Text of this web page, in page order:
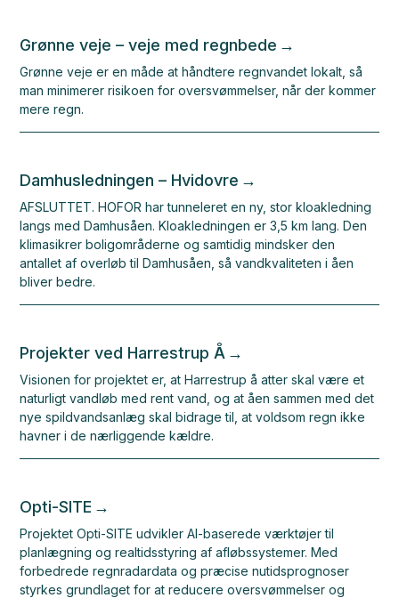
Grønne veje – veje med regnbede
Grønne veje er en måde at håndtere regnvandet lokalt, så
man minimerer risikoen for oversvømmelser, når der kommer
mere regn.
Damhusledningen – Hvidovre
AFSLUTTET. HOFOR har tunneleret en ny, stor kloakledning
langs med Damhusåen. Kloakledningen er 3,5 km lang. Den
klimasikrer boligområderne og samtidig mindsker den
antallet af overløb til Damhusåen, så vandkvaliteten i åen
bliver bedre.
Projekter ved Harrestrup Å
Visionen for projektet er, at Harrestrup å atter skal være et
naturligt vandløb med rent vand, og at åen sammen med det
nye spildvandsanlæg skal bidrage til, at voldsom regn ikke
havner i de nærliggende kældre.
Opti-SITE
Projektet Opti-SITE udvikler AI-baserede værktøjer til
planlægning og realtidsstyring af afløbssystemer. Med
forbedrede regnradardata og præcise nutidsprognoser
styrkes grundlaget for at reducere oversvømmelser og